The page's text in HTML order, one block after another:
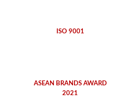
ISO 9001
ASEAN BRANDS AWARD
2021